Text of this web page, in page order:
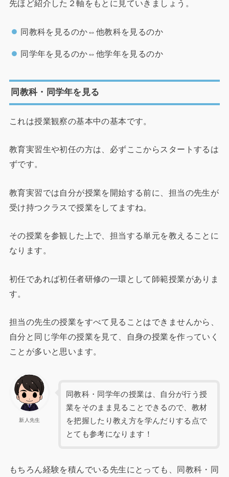
先ほど紹介した２軸をもとに見ていきましょう。
同教科を見るのか⇔他教科を見るのか
同学年を見るのか⇔他学年を見るのか
同教科・同学年を見る
これは授業観察の基本中の基本です。
教育実習生や初任の方は、必ずここからスタートするは
ずです。
教育実習では自分が授業を開始する前に、担当の先生が
受け持つクラスで授業をしてますね。
その授業を参観した上で、担当する単元を教えることに
なります。
初任であれば初任者研修の一環として師範授業がありま
す。
担当の先生の授業をすべて見ることはできませんから、
自分と同じ学年の授業を見て、自身の授業を作っていく
ことが多いと思います。
新人先生
同教科・同学年の授業は、自分が行う授
業をそのまま見ることできるので、教材
を把握したり教え方を学んだりする点で
とても参考になります！
もちろん経験を積んでいる先生にとっても、同教科・同